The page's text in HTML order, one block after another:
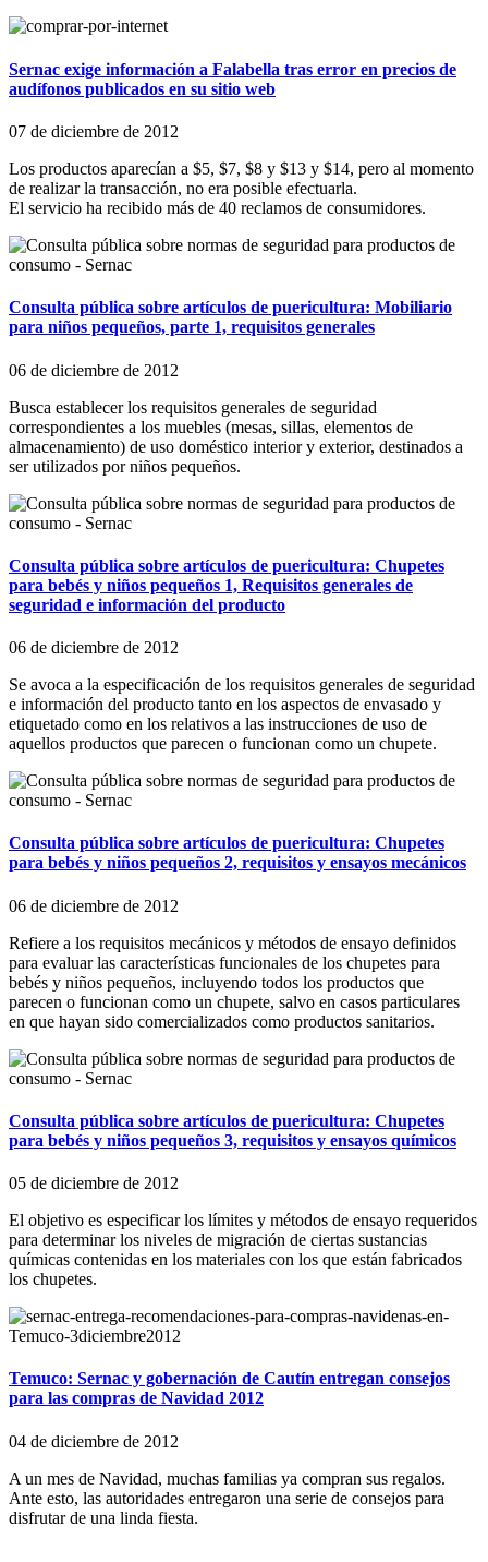
Sernac exige información a Falabella tras error en precios de
audífonos publicados en su sitio web
07 de diciembre de 2012
Los productos aparecían a $5, $7, $8 y $13 y $14, pero al momento
de realizar la transacción, no era posible efectuarla.
El servicio ha recibido más de 40 reclamos de consumidores.
Consulta pública sobre artículos de puericultura: Mobiliario
para niños pequeños, parte 1, requisitos generales
06 de diciembre de 2012
Busca establecer los requisitos generales de seguridad
correspondientes a los muebles (mesas, sillas, elementos de
almacenamiento) de uso doméstico interior y exterior, destinados a
ser utilizados por niños pequeños.
Consulta pública sobre artículos de puericultura: Chupetes
para bebés y niños pequeños 1, Requisitos generales de
seguridad e información del producto
06 de diciembre de 2012
Se avoca a la especificación de los requisitos generales de seguridad
e información del producto tanto en los aspectos de envasado y
etiquetado como en los relativos a las instrucciones de uso de
aquellos productos que parecen o funcionan como un chupete.
Consulta pública sobre artículos de puericultura: Chupetes
para bebés y niños pequeños 2, requisitos y ensayos mecánicos
06 de diciembre de 2012
Refiere a los requisitos mecánicos y métodos de ensayo definidos
para evaluar las características funcionales de los chupetes para
bebés y niños pequeños, incluyendo todos los productos que
parecen o funcionan como un chupete, salvo en casos particulares
en que hayan sido comercializados como productos sanitarios.
Consulta pública sobre artículos de puericultura: Chupetes
para bebés y niños pequeños 3, requisitos y ensayos químicos
05 de diciembre de 2012
El objetivo es especificar los límites y métodos de ensayo requeridos
para determinar los niveles de migración de ciertas sustancias
químicas contenidas en los materiales con los que están fabricados
los chupetes.
Temuco: Sernac y gobernación de Cautín entregan consejos
para las compras de Navidad 2012
04 de diciembre de 2012
A un mes de Navidad, muchas familias ya compran sus regalos.
Ante esto, las autoridades entregaron una serie de consejos para
disfrutar de una linda fiesta.